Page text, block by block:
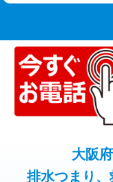
マス交換（土の掘削
マス交換（深さ50㎝
コンクリート斫り（
コンクリート斫り（
モルタル補修（厚
モルタル補修（厚さ
トーラー機使用/3m
追加トーラー機使用
カメラ調査
止水・漏水調査・防
理・調整・分解・加
大阪
排水つまり